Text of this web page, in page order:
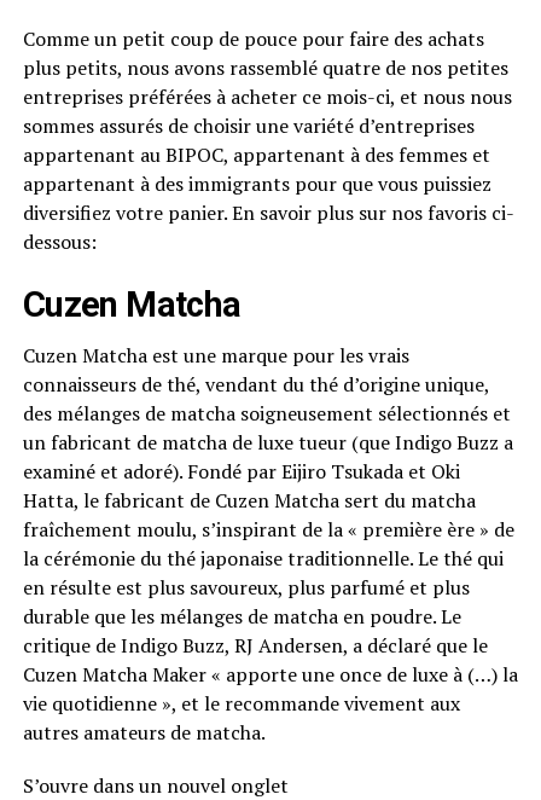
Comme un petit coup de pouce pour faire des achats
plus petits, nous avons rassemblé quatre de nos petites
entreprises préférées à acheter ce mois-ci, et nous nous
sommes assurés de choisir une variété d’entreprises
appartenant au BIPOC, appartenant à des femmes et
appartenant à des immigrants pour que vous puissiez
diversifiez votre panier. En savoir plus sur nos favoris ci-
dessous:
Cuzen Matcha
Cuzen Matcha est une marque pour les vrais
connaisseurs de thé, vendant du thé d’origine unique,
des mélanges de matcha soigneusement sélectionnés et
un fabricant de matcha de luxe tueur (que Indigo Buzz a
examiné et adoré). Fondé par Eijiro Tsukada et Oki
Hatta, le fabricant de Cuzen Matcha sert du matcha
fraîchement moulu, s’inspirant de la « première ère » de
la cérémonie du thé japonaise traditionnelle. Le thé qui
en résulte est plus savoureux, plus parfumé et plus
durable que les mélanges de matcha en poudre. Le
critique de Indigo Buzz, RJ Andersen, a déclaré que le
Cuzen Matcha Maker « apporte une once de luxe à (…) la
vie quotidienne », et le recommande vivement aux
autres amateurs de matcha.
S’ouvre dans un nouvel onglet